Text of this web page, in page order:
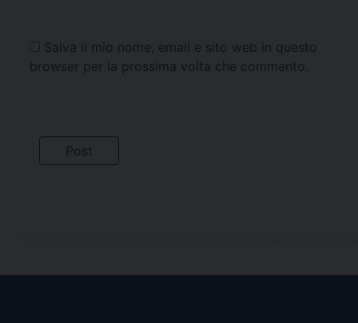
Salva il mio nome, email e sito web in questo
browser per la prossima volta che commento.